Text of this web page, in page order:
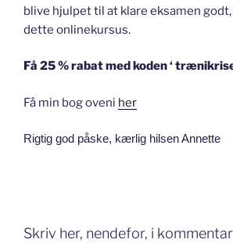
blive hjulpet til at klare eksamen
dette onlinekursus.
Få 25 % rabat med koden ‘
Få min bog oveni her
Rigtig god påske, kærlig hilsen Annette
Skriv her, nendefor, i